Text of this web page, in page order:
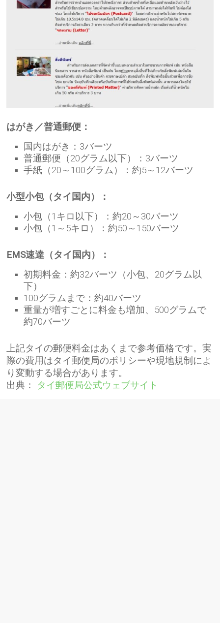
はがき／普通郵便：
国内はがき：3バーツ
普通郵便（20グラム以下）：3バーツ
手紙（20～100グラム）：約5～12バーツ
小型小包（タイ国内）：
小包（1キロ以下）：約20～30バーツ
小包（1～5キロ）：約50～150バーツ
EMS速達（タイ国内）：
初期料金：約32バーツ（小包、20グラム以
下）
100グラムまで：約40バーツ
重量が増すごとに料金も増加、500グラムで
約70バーツ
上記タイの郵便料金はあくまで参考価格です。実
際の費用はタイ郵便局のポリシーや現地規制によ
り変動する場合があります。
出典： タイ郵便局公式ウェブサイト